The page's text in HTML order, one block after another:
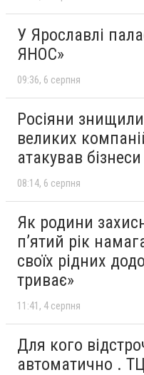
У Ярославлі
ЯНОС»
09:36 6 серпня
Росіяни
великих
атакував бізнеси
08:14 6 серпня
Як родини
пʼятий рік
своїх рідних
триває»
11:41 4 серпня
Для кого
автоматично .